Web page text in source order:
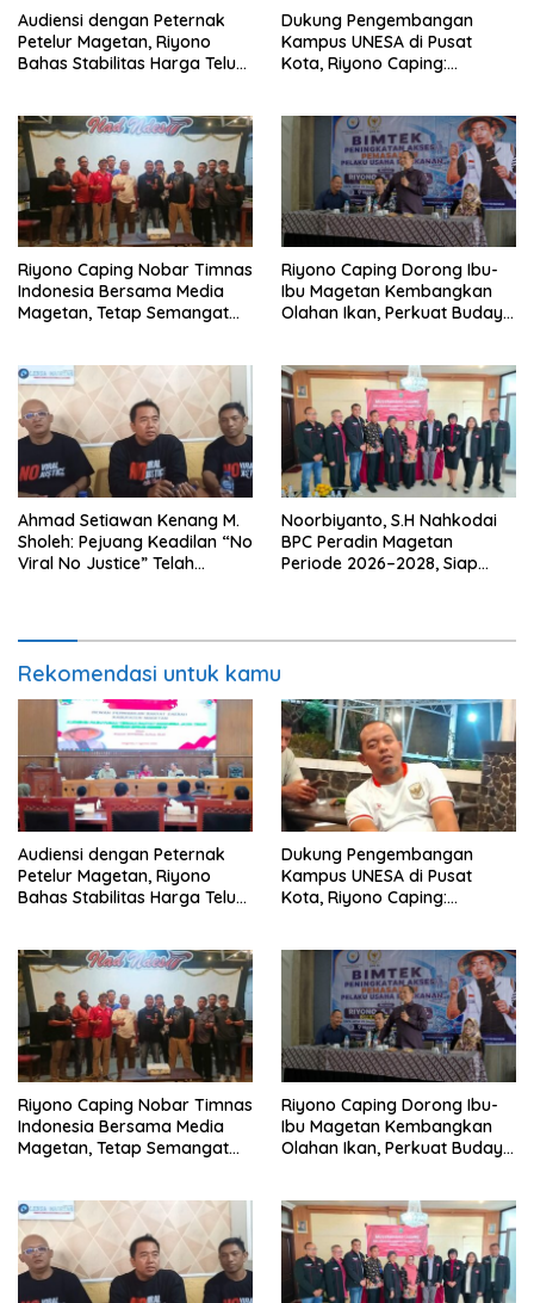
Audiensi dengan Peternak
Petelur Magetan, Riyono
Bahas Stabilitas Harga Telur
Dukung Pengembangan
Kampus UNESA di Pusat
Kota, Riyono Caping:
Riyono Caping Nobar Timnas
Indonesia Bersama Media
Magetan, Tetap Semangat
Riyono Caping Dorong Ibu-
Ibu Magetan Kembangkan
Olahan Ikan, Perkuat Budaya
Ahmad Setiawan Kenang M.
Sholeh: Pejuang Keadilan “No
Viral No Justice” Telah
Noorbiyanto, S.H Nahkodai
BPC Peradin Magetan
Periode 2026–2028, Siap
Rekomendasi untuk kamu
Audiensi dengan Peternak
Petelur Magetan, Riyono
Bahas Stabilitas Harga Telur
Dukung Pengembangan
Kampus UNESA di Pusat
Kota, Riyono Caping:
Riyono Caping Nobar Timnas
Indonesia Bersama Media
Magetan, Tetap Semangat
Riyono Caping Dorong Ibu-
Ibu Magetan Kembangkan
Olahan Ikan, Perkuat Budaya